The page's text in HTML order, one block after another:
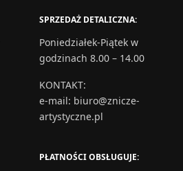
SPRZEDAŻ DETALICZNA:
Poniedziałek-Piątek w
godzinach 8.00 – 14.00
KONTAKT:
e-mail: biuro@znicze-
artystyczne.pl
PŁATNOŚCI OBSŁUGUJE: